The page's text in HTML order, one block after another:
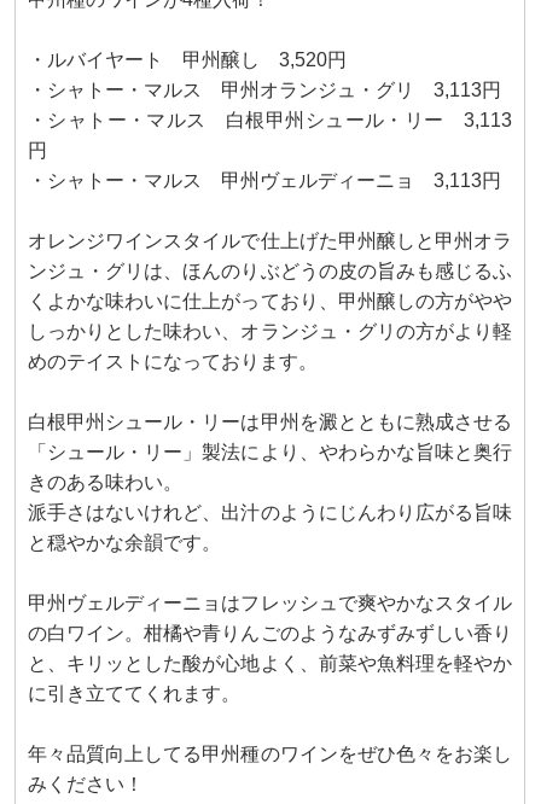
・ルバイヤート 甲州醸し 3,520円
・シャトー・マルス 甲州オランジュ・グリ 3,113円
・シャトー・マルス 白根甲州シュール・リー 3,113
円
・シャトー・マルス 甲州ヴェルディーニョ 3,113円
オレンジワインスタイルで仕上げた甲州醸しと甲州オラ
ンジュ・グリは、ほんのりぶどうの皮の旨みも感じるふ
くよかな味わいに仕上がっており、甲州醸しの方がやや
しっかりとした味わい、オランジュ・グリの方がより軽
めのテイストになっております。
白根甲州シュール・リーは甲州を澱とともに熟成させる
「シュール・リー」製法により、やわらかな旨味と奥行
きのある味わい。
派手さはないけれど、出汁のようにじんわり広がる旨味
と穏やかな余韻です。
甲州ヴェルディーニョはフレッシュで爽やかなスタイル
の白ワイン。柑橘や青りんごのようなみずみずしい香り
と、キリッとした酸が心地よく、前菜や魚料理を軽やか
に引き立ててくれます。
年々品質向上してる甲州種のワインをぜひ色々をお楽し
みください！